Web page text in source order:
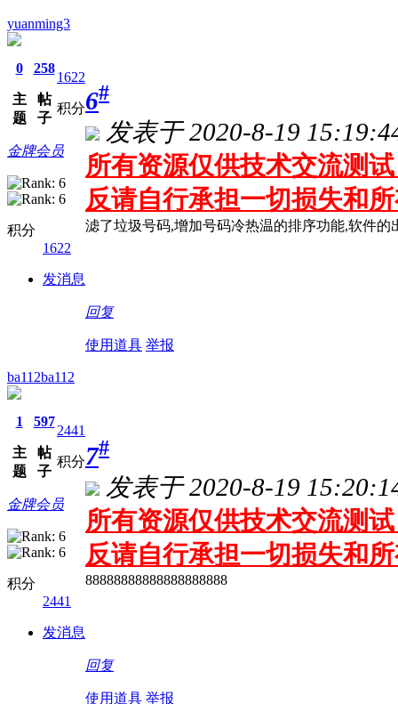
yuanming3
0
主
题
258
帖
子
1622
积分
金牌会员
积分
1622
发消息
6#
发表于 2020-8-19
所有资源仅供技术交流测
反请自行承担一切损失和
滤了垃圾号码,增加号码冷热温的排序功能,软件
回复
使用道具 举报
ba112ba112
1
主
题
597
帖
子
2441
积分
金牌会员
积分
2441
发消息
7#
发表于 2020-8-19
所有资源仅供技术交流测
反请自行承担一切损失和
88888888888888888888
回复
使用道具 举报